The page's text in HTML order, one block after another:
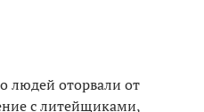
людей оторвали от
с литейщиками,